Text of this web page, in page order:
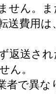
せん。ま
送費用は
返送さ
ん。
者で異